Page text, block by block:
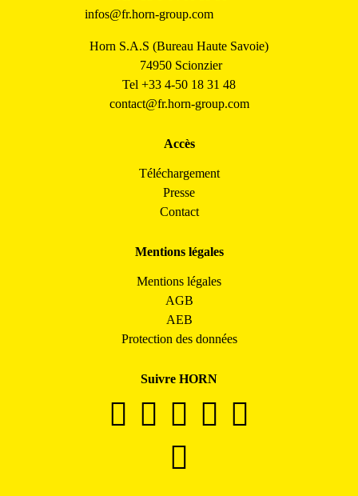
infos@fr.horn-group.com
Horn S.A.S (Bureau Haute Savoie)
74950 Scionzier
Tel +33 4-50 18 31 48
contact@fr.horn-group.com
Accès
Téléchargement
Presse
Contact
Mentions légales
Mentions légales
AGB
AEB
Protection des données
Suivre HORN